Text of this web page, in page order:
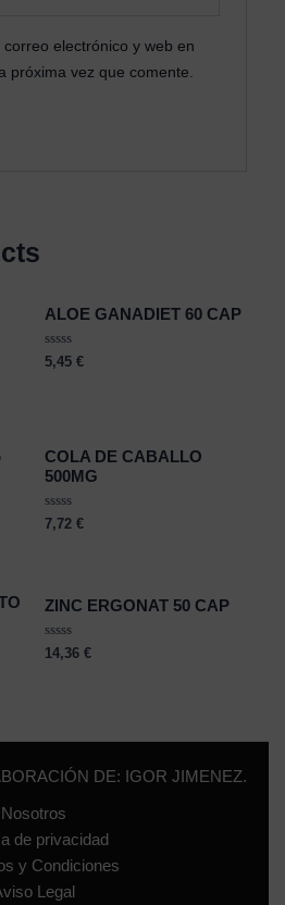
electrónico y web en
próxima vez que comente.
ALOE GANADIET 60 CAP
Rated
5,45 €
COLA DE CABALLO
500MG
Rated
0
7,72 €
ZINC ERGONAT 50 CAP
Rated
0
14,36 €
DE: IGOR JIMENEZ.
Nosotros
de privacidad
y Condiciones
Legal